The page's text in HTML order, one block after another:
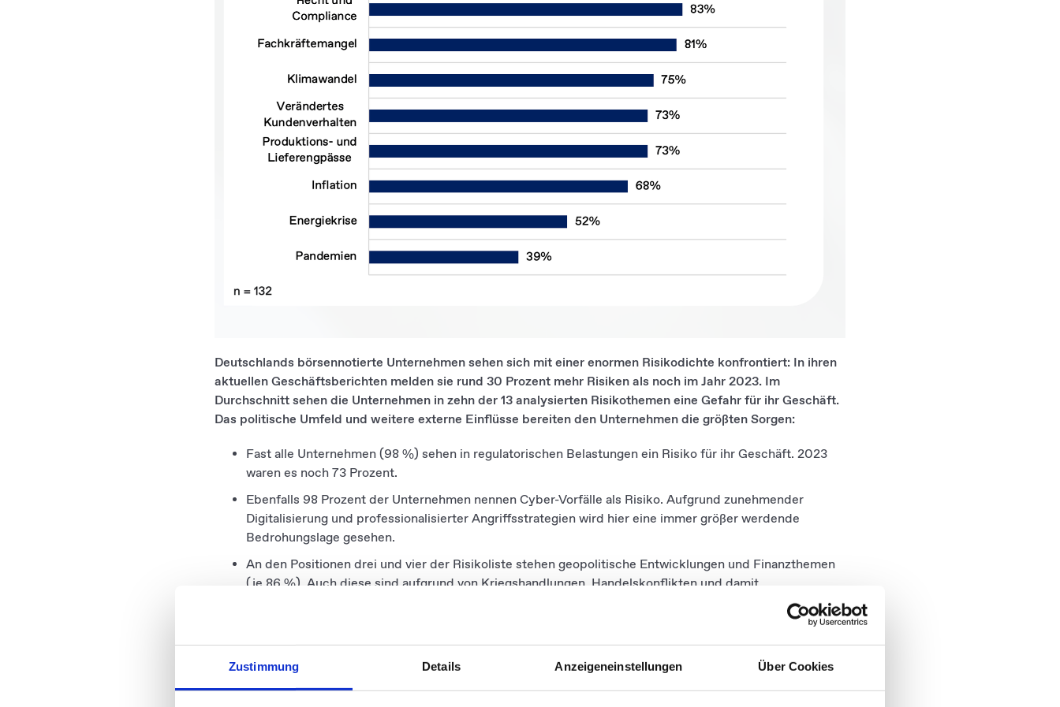
Zustimmung Details Anzeigeneinstellungen Über Cookies
Deutschlands börsennotierte Unternehmen sehen sich mit einer enormen Risikodichte konfrontiert: In ihren
aktuellen Geschäftsberichten melden sie rund 30 Prozent mehr Risiken als noch im Jahr 2023. Im
Durchschnitt sehen die Unternehmen in zehn der 13 analysierten Risikothemen eine Gefahr für ihr Geschäft.
Das politische Umfeld und weitere externe Einflüsse bereiten den Unternehmen die größten Sorgen:
Fast alle Unternehmen (98 %) sehen in regulatorischen Belastungen ein Risiko für ihr Geschäft. 2023
waren es noch 73 Prozent.
Ebenfalls 98 Prozent der Unternehmen nennen Cyber-Vorfälle als Risiko. Aufgrund zunehmender
Digitalisierung und professionalisierter Angriffsstrategien wird hier eine immer größer werdende
Bedrohungslage gesehen.
An den Positionen drei und vier der Risikoliste stehen geopolitische Entwicklungen und Finanzthemen
(je 86 %). Auch diese sind aufgrund von Kriegshandlungen, Handelskonflikten und damit
hohem Niveau eingependelt.
Finanzthemen sind in den vergangenen zwei Jahren hingegen vom Randthema zum Top-Risiko
geworden – getrieben von Zinswende, Währungsschwankungen und internationalen Unsicherheiten.